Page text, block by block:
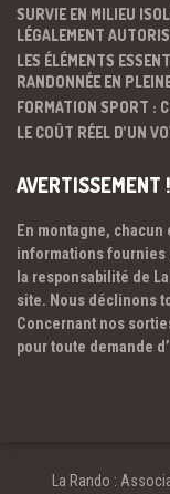
SURVIE EN MILIEU
LÉGALEMENT
LES ÉLÉMENTS
RANDONNÉE EN
FORMATION SPORT :
LE COÛT RÉEL D’UN
AVERTISSEMENT !
En montagne,
informations fournies
la responsabilité de
site. Nous déclinons
Concernant nos
pour toute demande
La Rando :